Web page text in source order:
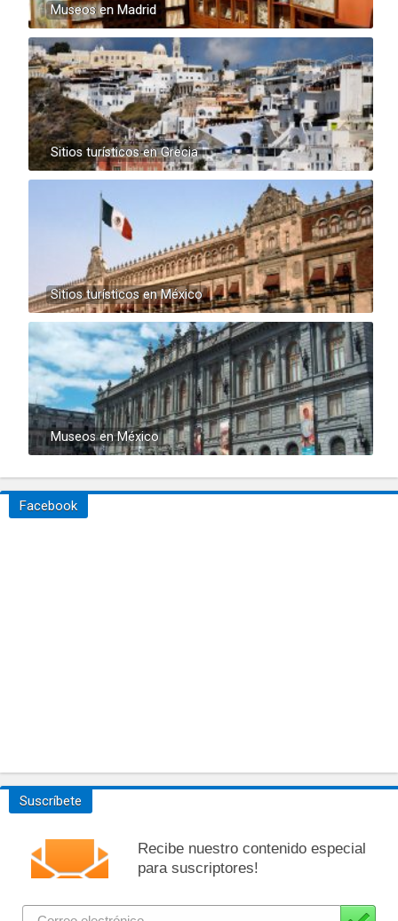
Museos en Madrid
Sitios turísticos en Grecia
Sitios turísticos en México
Museos en México
Facebook
Suscríbete
Recibe nuestro contenido especial
para suscriptores!